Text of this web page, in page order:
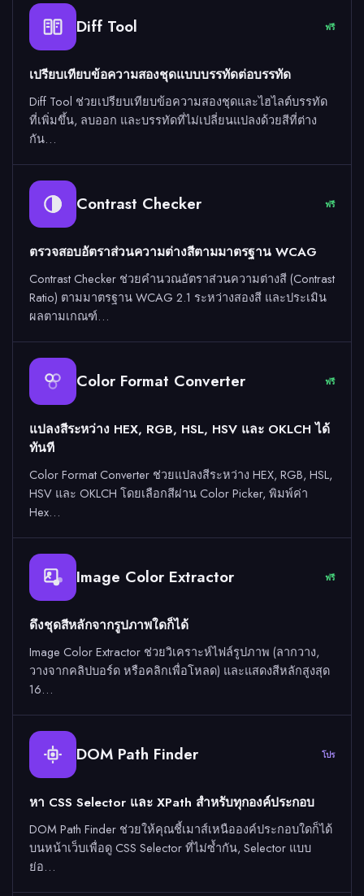
Diff Tool ฟรี
เปรียบเทียบข้อความสองชุดแบบบรรทัดต่อบรรทัด
Diff Tool ช่วยเปรียบเทียบข้อความสองชุดและไฮไลต์บรรทัด
ที่เพิ่มขึ้น, ลบออก และบรรทัดที่ไม่เปลี่ยนแปลงด้วยสีที่ต่าง
กัน…
Contrast Checker ฟรี
ตรวจสอบอัตราส่วนความต่างสีตามมาตรฐาน WCAG
Contrast Checker ช่วยคำนวณอัตราส่วนความต่างสี (Contrast
Ratio) ตามมาตรฐาน WCAG 2.1 ระหว่างสองสี และประเมิน
ผลตามเกณฑ์…
Color Format Converter ฟรี
แปลงสีระหว่าง HEX, RGB, HSL, HSV และ OKLCH ได้
ทันที
Color Format Converter ช่วยแปลงสีระหว่าง HEX, RGB, HSL,
HSV และ OKLCH โดยเลือกสีผ่าน Color Picker, พิมพ์ค่า
Hex…
Image Color Extractor ฟรี
ดึงชุดสีหลักจากรูปภาพใดก็ได้
Image Color Extractor ช่วยวิเคราะห์ไฟล์รูปภาพ (ลากวาง,
วางจากคลิปบอร์ด หรือคลิกเพื่อโหลด) และแสดงสีหลักสูงสุด
16…
DOM Path Finder โปร
หา CSS Selector และ XPath สำหรับทุกองค์ประกอบ
DOM Path Finder ช่วยให้คุณชี้เมาส์เหนือองค์ประกอบใดก็ได้
บนหน้าเว็บเพื่อดู CSS Selector ที่ไม่ซ้ำกัน, Selector แบบ
ย่อ…